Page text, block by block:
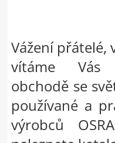
Vážení přátelé,
vítáme Vás
obchodě se
používané a
výrobců